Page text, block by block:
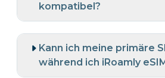
kompatibel?
Kann ich meine primäre
während ich iRoamly